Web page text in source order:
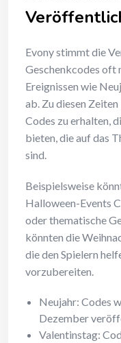
Evony stimmt die
Geschenkcodes oft
Ereignissen wie
ab. Zu diesen
Codes zu erhalten,
bieten, die auf das
sind.
Beispielsweise
Halloween-Events
oder thematische
könnten die
die den Spielern
vorzubereiten.
Neujahr: Codes
Dezember
Valentinstag: